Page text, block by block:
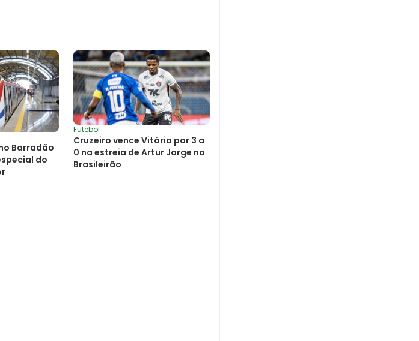
Barradão
do
Futebol
Cruzeiro vence Vitória por 3 a
0 na estreia de Artur Jorge no
Brasileirão